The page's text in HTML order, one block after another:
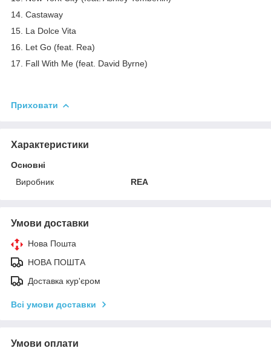
14. Castaway
15. La Dolce Vita
16. Let Go (feat. Rea)
17. Fall With Me (feat. David Byrne)
Приховати
Характеристики
Основні
Виробник
REA
Умови доставки
Нова Пошта
НОВА ПОШТА
Доставка кур'єром
Всі умови доставки
Умови оплати